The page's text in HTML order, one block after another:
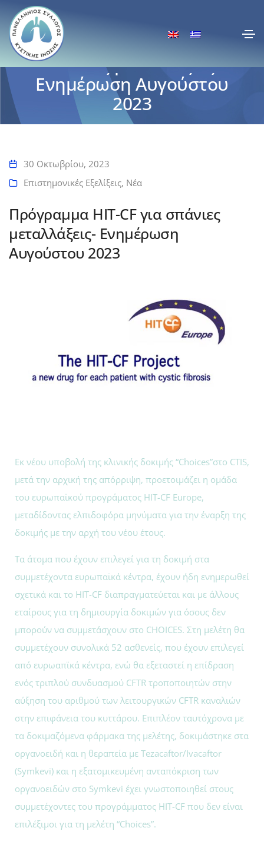
Πρόγραμμα HIT-CF για
σπάνιες μεταλλάξεις-
Ενημέρωση Αυγούστου
2023
Αρχική
30 Οκτωβρίου, 2023
Επιστημονικές Εξελίξεις, Νέα
Πρόγραμμα HIT-CF για σπάνιες
μεταλλάξεις- Ενημέρωση
Αυγούστου 2023
Εκ νέου υποβολή της κλινικής δοκιμής “Choices”στο CTIS,
μετά την αρχική της απόρριψη, προετοιμάζει η ομάδα
του ευρωπαϊκού προγράματος HIT-CF Europe,
μεταδίδοντας ελπιδοφόρα μηνύματα για την έναρξη της
δοκιμής με την αρχή του νέου έτους.
Τα άτομα που έχουν επιλεγεί για τη δοκιμή στα
συμμετέχοντα ευρωπαϊκά κέντρα, έχουν ήδη ενημερωθεί
σχετικά και το HIT-CF διαπραγματεύεται και με άλλους
εταίρους για τη δημιουργία δοκιμών για όσους δεν
μπορούν να συμμετάσχουν στο CHOICES. Στη μελέτη θα
συμμετέχουν συνολικά 52 ασθενείς, που έχουν επιλεγεί
από ευρωαπϊκά κέντρα, ενώ θα εξεταστεί η επίδραση
ενός τριπλού συνδυασμού CFTR τροποποιητών στην
αύξηση του αριθμού των λειτουργικών CFTR καναλιών
στην επιφάνεια του κυττάρου. Επιπλέον ταυτόχρονα με
τα δοκιμαζόμενα φάρμακα της μελέτης, δοκιμάστηκε στα
οργανοειδή και η θεραπεία με Tezacaftor/Ivacaftor
(Symkevi) και η εξατομικευμένη ανταπόκριση των
οργανοειδών στο Symkevi έχει γνωστοποιηθεί στους
συμμετέχοντες του προγράμματος HIT-CF που δεν είναι
επιλέξιμοι για τη μελέτη “Choices”.